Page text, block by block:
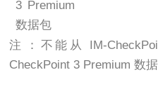
3 Premium
数据包
注：不能从 IM-
CheckPoint 3 Premium 数